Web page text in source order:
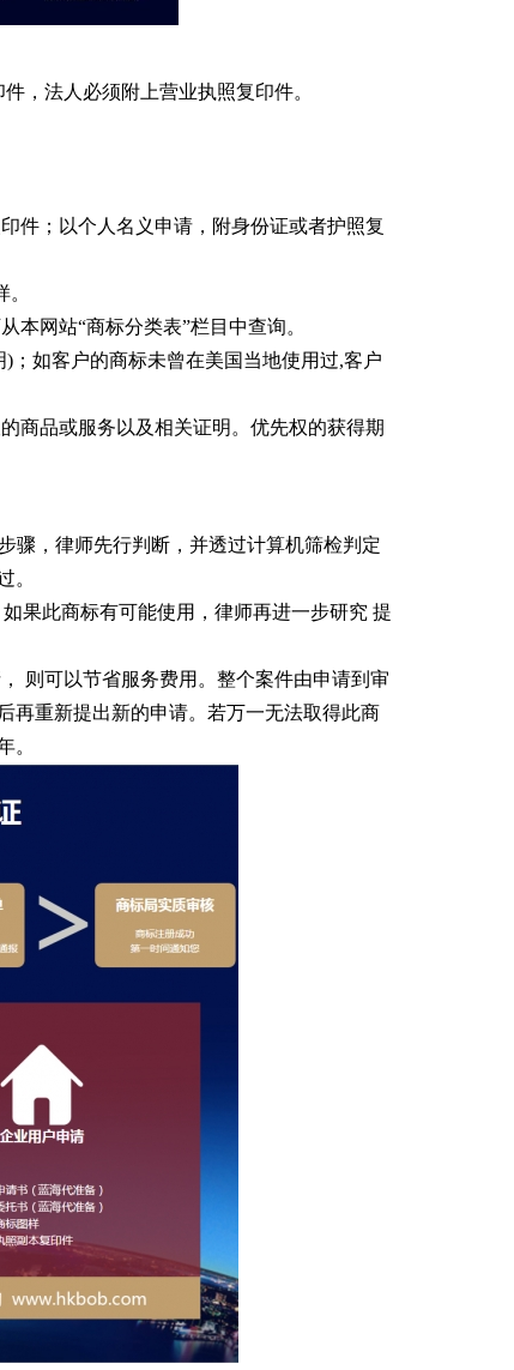
，法人必须附上营业执照复印件。
件；以个人名义申请，附身份证或者护照复
。
本网站“商标分类表”栏目中查询。
；如客户的商标未曾在美国当地使用过,客户
商品或服务以及相关证明。优先权的获得期
骤，律师先行判断，并透过计算机筛检判定
。
果此商标有可能使用，律师再进一步研究 提
则可以节省服务费用。整个案件由申请到审
再重新提出新的申请。若万一无法取得此商
。